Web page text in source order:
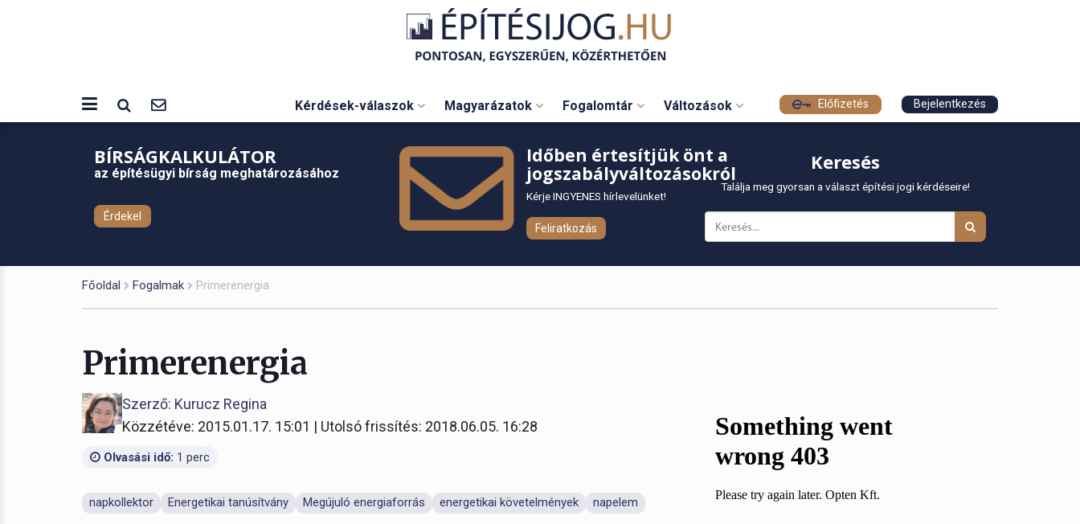
Kérdések-válaszok Magyarázatok Fogalomtár Változások Előfizetés Bejelentkezés
BÍRSÁGKALKULÁTOR
az építésügyi bírság meghatározásához
Érdekel
Időben értesítjük önt a
jogszabályváltozásokról
Kérje INGYENES hírlevelünket!
Feliratkozás
Keresés
Találja meg gyorsan a választ építési jogi kérdéseire!
Főoldal Fogalmak Primerenergia
Primerenergia
Szerző: Kurucz Regina
Közzétéve: 2015.01.17. 15:01 | Utolsó frissítés: 2018.06.05. 16:28
Olvasási idő: 1 perc
napkollektor Energetikai tanúsítvány Megújuló energiaforrás energetikai követelmények napelem